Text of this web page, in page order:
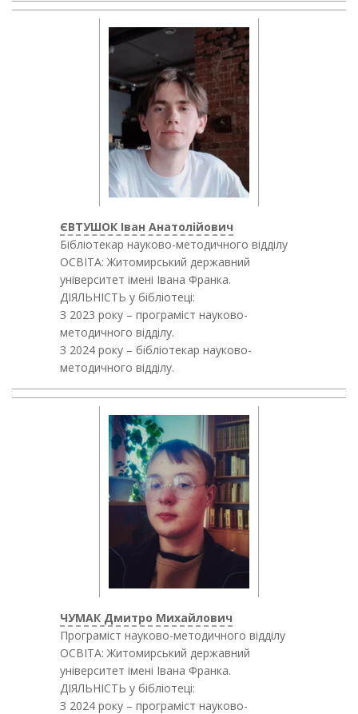
ЄВТУШОК Іван Анатолійович
Бібліотекар науково-методичного відділу
ОСВІТА: Житомирський державний
університет імені Івана Франка.
ДІЯЛЬНІСТЬ у бібліотеці:
З 2023 року – програміст науково-
методичного відділу.
З 2024 року – бібліотекар науково-
методичного відділу.
ЧУМАК Дмитро Михайлович
Програміст науково-методичного відділу
ОСВІТА: Житомирський державний
університет імені Івана Франка.
ДІЯЛЬНІСТЬ у бібліотеці:
З 2024 року – програміст науково-